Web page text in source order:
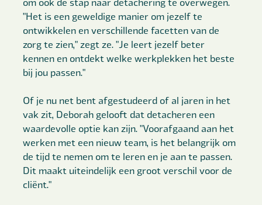
"Het is een geweldige manier om jezelf te
ontwikkelen en verschillende facetten van de
zorg te zien," zegt ze. "Je leert jezelf beter
kennen en ontdekt welke werkplekken het beste
bij jou passen."
Of je nu net bent afgestudeerd of al jaren in het
vak zit, Deborah gelooft dat detacheren een
waardevolle optie kan zijn. "Voorafgaand aan het
werken met een nieuw team, is het belangrijk om
de tijd te nemen om te leren en je aan te passen.
Dit maakt uiteindelijk een groot verschil voor de
cliënt."